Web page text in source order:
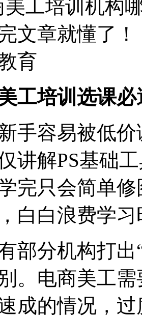
工培训选课
手容易被低
讲解PS基础
完只会简单
白白浪费学习
部分机构打
。电商美工
成的情况，